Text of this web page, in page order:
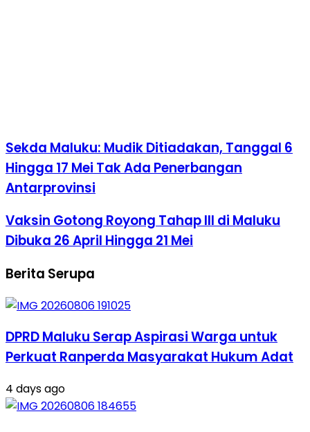
Sekda Maluku: Mudik Ditiadakan, Tanggal 6
Hingga 17 Mei Tak Ada Penerbangan
Antarprovinsi
Vaksin Gotong Royong Tahap III di Maluku
Dibuka 26 April Hingga 21 Mei
Berita Serupa
DPRD Maluku Serap Aspirasi Warga untuk
Perkuat Ranperda Masyarakat Hukum Adat
4 days ago